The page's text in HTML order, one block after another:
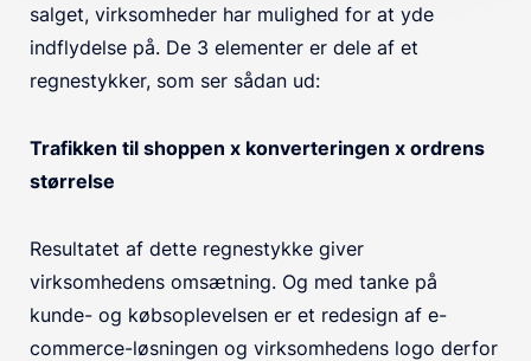
salget, virksomheder har mulighed for at yde
indflydelse på. De 3 elementer er dele af et
regnestykker, som ser sådan ud:
Trafikken til shoppen x konverteringen x ordrens
størrelse
Resultatet af dette regnestykke giver
virksomhedens omsætning. Og med tanke på
kunde- og købsoplevelsen er et redesign af e-
commerce-løsningen og virksomhedens logo derfor